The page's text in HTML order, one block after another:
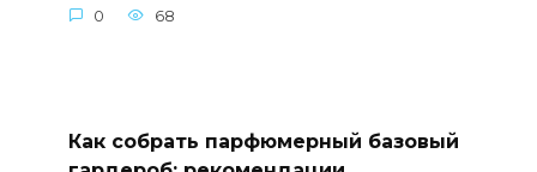
0 68
Как собрать парфюмерный базовый